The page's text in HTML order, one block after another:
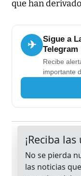
que han
✈
Sigue a
Telegram
Recibe
importante